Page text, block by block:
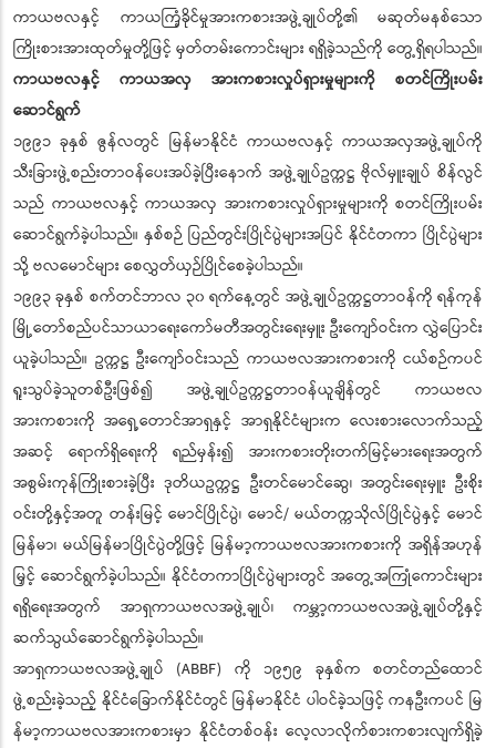
ကာယဗလနှင့် ကာယကြံ့ခိုင်မှုအားကစားအဖွဲ့ချုပ်တို့၏ မဆုတ်မနစ်သော
ကြိုးစားအားထုတ်မှုတို့ဖြင့် မှတ်တမ်းကောင်းများ ရရှိခဲ့သည်ကို တွေ့ရှိရပါသည်။
ကာယဗလနှင့် ကာယအလှ အားကစားလှုပ်ရှားမှုများကို စတင်ကြိုးပမ်း
ဆောင်ရွက်
၁၉၉၁ ခုနှစ် ဇွန်လတွင် မြန်မာနိုင်ငံ ကာယဗလနှင့် ကာယအလှအဖွဲ့ချုပ်ကို
သီးခြားဖွဲ့စည်းတာဝန်ပေးအပ်ခဲ့ပြီးနောက် အဖွဲ့ချုပ်ဥက္ကဋ္ဌ ဗိုလ်မှူးချုပ် စိန်လွင်
သည် ကာယဗလနှင့် ကာယအလှ အားကစားလှုပ်ရှားမှုများကို စတင်ကြိုးပမ်း
ဆောင်ရွက်ခဲ့ပါသည်။ နှစ်စဉ် ပြည်တွင်းပြိုင်ပွဲများအပြင် နိုင်ငံတကာ ပြိုင်ပွဲများ
သို့ ဗလမောင်များ စေလွှတ်ယှဉ်ပြိုင်စေခဲ့ပါသည်။
၁၉၉၃ ခုနှစ် စက်တင်ဘာလ ၃၀ ရက်နေ့တွင် အဖွဲ့ချုပ်ဥက္ကဋ္ဌတာဝန်ကို ရန်ကုန်
မြို့တော်စည်ပင်သာယာရေးကော်မတီအတွင်းရေးမှူး ဦးကျော်ဝင်းက လွှဲပြောင်း
ယူခဲ့ပါသည်။ ဥက္ကဋ္ဌ ဦးကျော်ဝင်းသည် ကာယဗလအားကစားကို ငယ်စဉ်ကပင်
ရူးသွပ်ခဲ့သူတစ်ဦးဖြစ်၍ အဖွဲ့ချုပ်ဥက္ကဋ္ဌတာဝန်ယူချိန်တွင် ကာယဗလ
အားကစားကို အရှေ့တောင်အာရှနှင့် အာရှနိုင်ငံများက လေးစားလောက်သည့်
အဆင့် ရောက်ရှိရေးကို ရည်မှန်း၍ အားကစားတိုးတက်မြင့်မားရေးအတွက်
အစွမ်းကုန်ကြိုးစားခဲ့ပြီး ဒုတိယဥက္ကဋ္ဌ ဦးတင်မောင်ဆွေ၊ အတွင်းရေးမှူး ဦးစိုး
ဝင်းတို့နှင့်အတူ တန်းမြင့် မောင်ပြိုင်ပွဲ၊ မောင်/ မယ်တက္ကသိုလ်ပြိုင်ပွဲနှင့် မောင်
မြန်မာ၊ မယ်မြန်မာပြိုင်ပွဲတို့ဖြင့် မြန်မာ့ကာယဗလအားကစားကို အရှိန်အဟုန်
မြှင့် ဆောင်ရွက်ခဲ့ပါသည်။ နိုင်ငံတကာပြိုင်ပွဲများတွင် အတွေ့အကြုံကောင်းများ
ရရှိရေးအတွက် အာရှကာယဗလအဖွဲ့ချုပ်၊ ကမ္ဘာ့ကာယဗလအဖွဲ့ချုပ်တို့နှင့်
ဆက်သွယ်ဆောင်ရွက်ခဲ့ပါသည်။
အာရှကာယဗလအဖွဲ့ချုပ် (ABBF) ကို ၁၉၅၉ ခုနှစ်က စတင်တည်ထောင်
ဖွဲ့စည်းခဲ့သည့် နိုင်ငံခြောက်နိုင်ငံတွင် မြန်မာနိုင်ငံ ပါဝင်ခဲ့သဖြင့် ကနဦးကပင် မြ
န်မာ့ကာယဗလအားကစားမှာ နိုင်ငံတစ်ဝန်း လေ့လာလိုက်စားကစားလျက်ရှိခဲ့